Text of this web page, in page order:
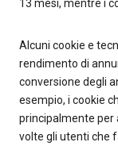
13 mesi, mentre i
Alcuni cookie e
rendimento di
conversione degli
esempio, i cookie
principalmente per
volte gli utenti che